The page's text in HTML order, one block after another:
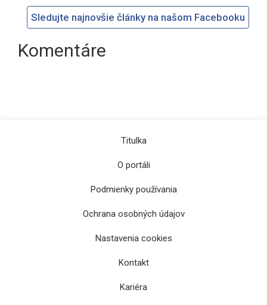
Sledujte najnovšie články na našom Facebooku
Komentáre
Titulka
O portáli
Podmienky používania
Ochrana osobných údajov
Nastavenia cookies
Kontakt
Kariéra